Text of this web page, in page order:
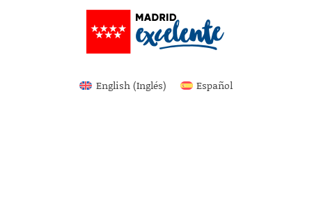
English(Inglés) Español